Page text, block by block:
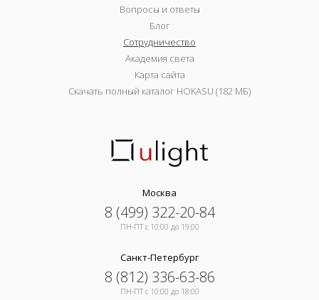
Вопросы и ответы
Блог
Сотрудничество
Академия света
Карта сайта
Скачать полный каталог HOKASU (182 МБ)
Москва
8 (499) 322-20-84
ПН-ПТ c 10:00 до 19:00
Санкт-Петербург
8 (812) 336-63-86
ПН-ПТ c 10:00 до 18:00